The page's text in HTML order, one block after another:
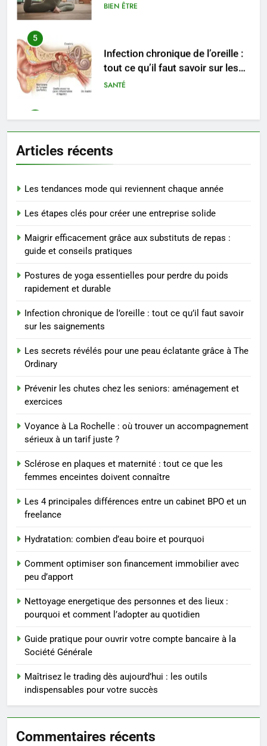
saignements
SANTÉ
6
Les secrets révélés pour une
peau éclatante grâce à The
Ordinary
SANTÉ
7
seniors: aménagement et
exercices
BIEN ÊTRE
Voyance à La Rochelle : où
sérieux à un tarif juste ?
BIEN ÊTRE
1
Les tendances mode qui
reviennent chaque année
MODE
2
entreprise solide
3
substituts de repas : guide et
conseils pratiques
BIEN ÊTRE
4
pour perdre du poids
rapidement et durable
BIEN ÊTRE
Infection chronique de l’oreille :
saignements
SANTÉ
6
Les secrets révélés pour une
peau éclatante grâce à The
Ordinary
SANTÉ
Articles récents
Les tendances mode qui reviennent chaque année
Les étapes clés pour créer une entreprise solide
Maigrir efficacement grâce aux substituts de repas :
guide et conseils pratiques
Postures de yoga essentielles pour perdre du poids
rapidement et durable
Infection chronique de l’oreille : tout ce qu’il faut savoir
sur les saignements
Les secrets révélés pour une peau éclatante grâce à The
Ordinary
Prévenir les chutes chez les seniors: aménagement et
exercices
Voyance à La Rochelle : où trouver un accompagnement
sérieux à un tarif juste ?
Sclérose en plaques et maternité : tout ce que les
femmes enceintes doivent connaître
Les 4 principales différences entre un cabinet BPO et un
freelance
Hydratation: combien d’eau boire et pourquoi
Comment optimiser son financement immobilier avec
peu d’apport
Nettoyage energetique des personnes et des lieux :
pourquoi et comment l’adopter au quotidien
Guide pratique pour ouvrir votre compte bancaire à la
Société Générale
Maîtrisez le trading dès aujourd’hui : les outils
indispensables pour votre succès
Commentaires récents